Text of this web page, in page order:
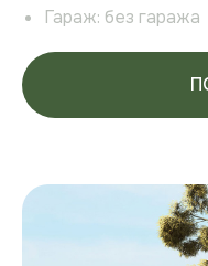
Гараж: без гаража
8 (3452)
Новости